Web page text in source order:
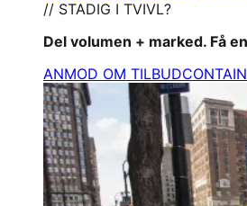
// STADIG I TVIVL?
Del volumen + marked. Få
ANMOD OM TILBUD